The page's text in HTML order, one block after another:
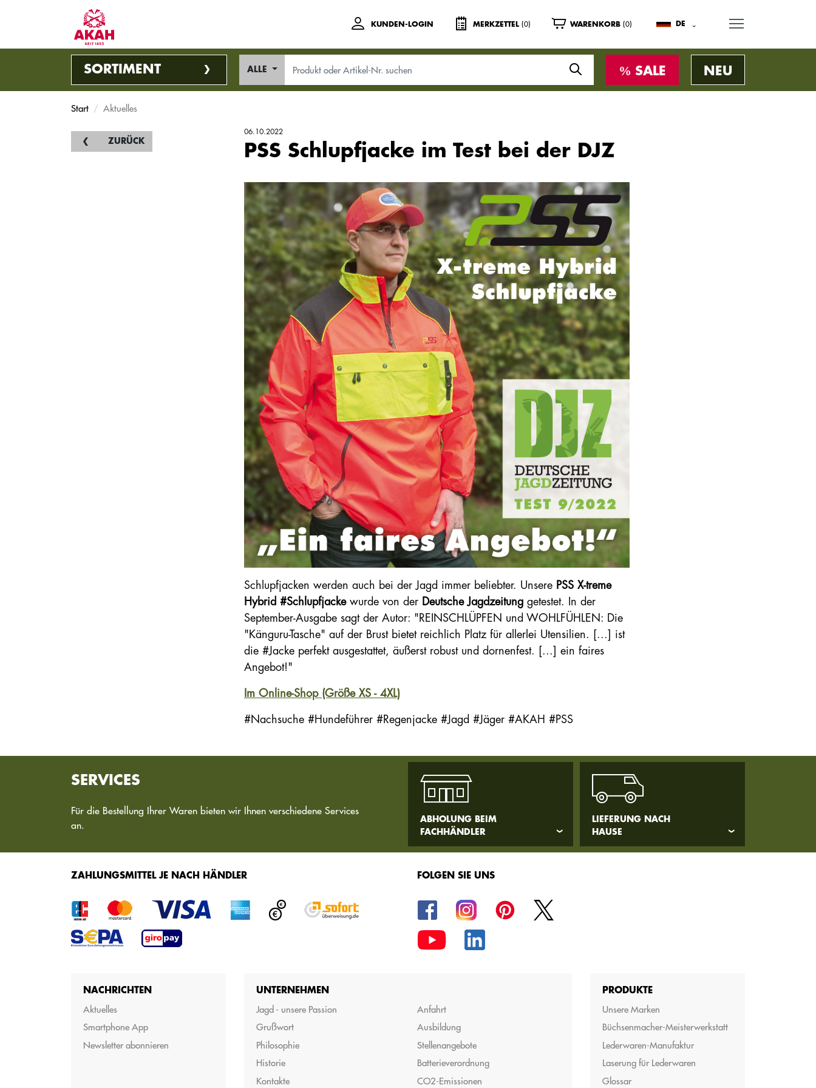
KUNDEN-LOGIN MERKZETTEL (0) WARENKORB (0) DE
SORTIMENT ALLE SALE NEU
Start Aktuelles
ZURÜCK
06.10.2022
PSS Schlupfjacke im Test bei der DJZ
Schlupfjacken werden auch bei der Jagd immer beliebter. Unsere PSS X-treme
Hybrid #Schlupfjackewurde von der Deutsche Jagdzeitung getestet. In der
September-Ausgabe sagt der Autor: "REINSCHLÜPFEN und WOHLFÜHLEN: Die
"Känguru-Tasche" auf der Brust bietet reichlich Platz für allerlei Utensilien. [...] ist
die #Jacke perfekt ausgestattet, äußerst robust und dornenfest. [...] ein faires
Angebot!"
Im Online-Shop (Größe XS - 4XL)
#Nachsuche #Hundeführer #Regenjacke #Jagd #Jäger #AKAH #PSS
SERVICES
Für die Bestellung Ihrer Waren bieten wir Ihnen verschiedene Services
an.
ABHOLUNG BEIM
FACHHÄNDLER
LIEFERUNG NACH
HAUSE
ZAHLUNGSMITTEL JE NACH HÄNDLER FOLGEN SIE UNS
NACHRICHTEN
Aktuelles
Smartphone App
Newsletter abonnieren
UNTERNEHMEN
Jagd - unsere Passion
Grußwort
Philosophie
Historie
Kontakte
Anfahrt
Ausbildung
Stellenangebote
Batterieverordnung
CO2-Emissionen
PRODUKTE
Unsere Marken
Büchsenmacher-Meisterwerkstatt
Lederwaren-Manufaktur
Laserung für Lederwaren
Glossar